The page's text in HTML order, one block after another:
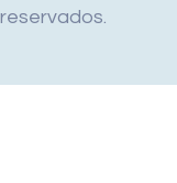
reservados.